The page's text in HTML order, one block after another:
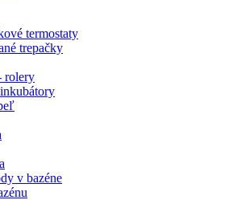
termostaty
trepačky
rolery
v bazéne